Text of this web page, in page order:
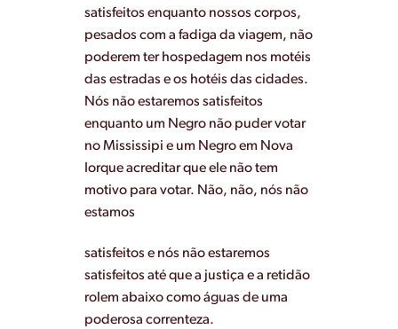
satisfeitos enquanto nossos corpos,
pesados com a fadiga da viagem, não
poderem ter hospedagem nos motéis
das estradas e os hotéis das cidades.
Nós não estaremos satisfeitos
enquanto um Negro não puder votar
no Mississipi e um Negro em Nova
Iorque acreditar que ele não tem
motivo para votar. Não, não, nós não
estamos
satisfeitos e nós não estaremos
satisfeitos até que a justiça e a retidão
rolem abaixo como águas de uma
poderosa correnteza.